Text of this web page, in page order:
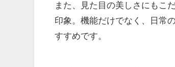
また、見た目の美しさにもこ
印象。機能だけでなく、日常
すすめです。